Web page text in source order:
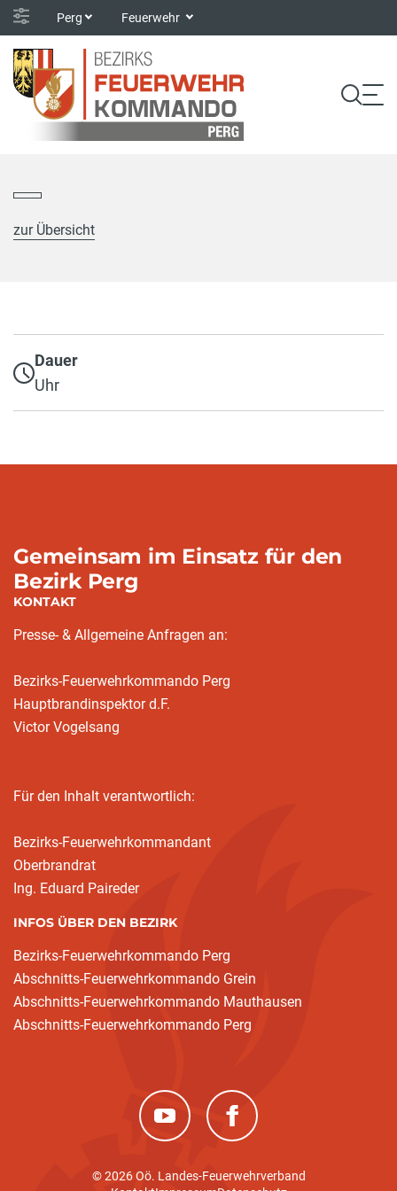
Perg Feuerwehr
zur Übersicht
Dauer
Uhr
Gemeinsam im Einsatz für den
Bezirk Perg
KONTAKT
Presse- & Allgemeine Anfragen an:
Bezirks-Feuerwehrkommando Perg
Hauptbrandinspektor d.F.
Victor Vogelsang
Für den Inhalt verantwortlich:
Bezirks-Feuerwehrkommandant
Oberbrandrat
Ing. Eduard Paireder
INFOS ÜBER DEN BEZIRK
Bezirks-Feuerwehrkommando Perg
Abschnitts-Feuerwehrkommando Grein
Abschnitts-Feuerwehrkommando Mauthausen
Abschnitts-Feuerwehrkommando Perg
(neues Fenster)(neues Fenster)
© 2026 Oö. Landes-Feuerwehrverband